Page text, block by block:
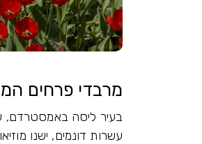
מרבדי פרחים
בעיר ליסה באמסטרדם,
עשרות דונמים, ישנו